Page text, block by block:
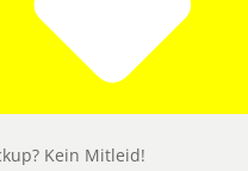
Kein Mitleid!